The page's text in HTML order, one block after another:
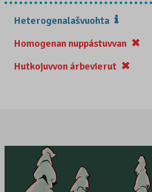
Heterogenalašvuohta
Homogenan nuppástuvvan
Hutkojuvvon árbevierut